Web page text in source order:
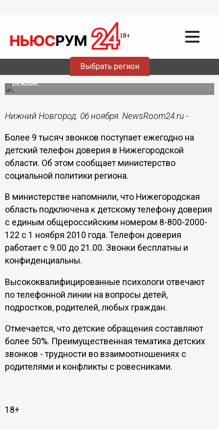
Выбрать регион
Более 9 тысяч звонков поступает
ежегодно на детский телефон доверия
в Нижегородской области
Телефон доверия работает в двенадцатичасовом
режиме.
Нижний Новгород. 06 ноября. NewsRoom24.ru -
Более 9 тысяч звонков поступает ежегодно на
детский телефон доверия в Нижегородской
области. Об этом сообщает министерство
социальной политики региона.
В министерстве напомнили, что Нижегородская
область подключена к детскому телефону доверия
с единым общероссийским номером 8-800-2000-
122 с 1 ноября 2010 года. Телефон доверия
работает с 9.00 до 21.00. Звонки бесплатны и
конфиденциальны.
Высококвалифицированные психологи отвечают
по телефонной линии на вопросы детей,
подростков, родителей, любых граждан.
Отмечается, что детские обращения составляют
более 50%. Преимущественная тематика детских
звонков - трудности во взаимоотношениях с
родителями и конфликты с ровесниками.
18+